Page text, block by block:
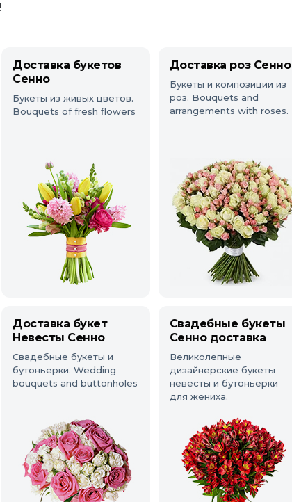
Доставка букетов
Сенно
Букеты из живых цветов.
Bouquets of fresh flowers
Доставка роз Сенно
Букеты и композиции из
роз. Bouquets and
arrangements with roses.
Доставка букет
Невесты Сенно
Свадебные букеты и
бутоньерки. Wedding
bouquets and buttonholes
Свадебные букеты
Сенно доставка
Великолепные
дизайнерские букеты
невесты и бутоньерки
для жениха.